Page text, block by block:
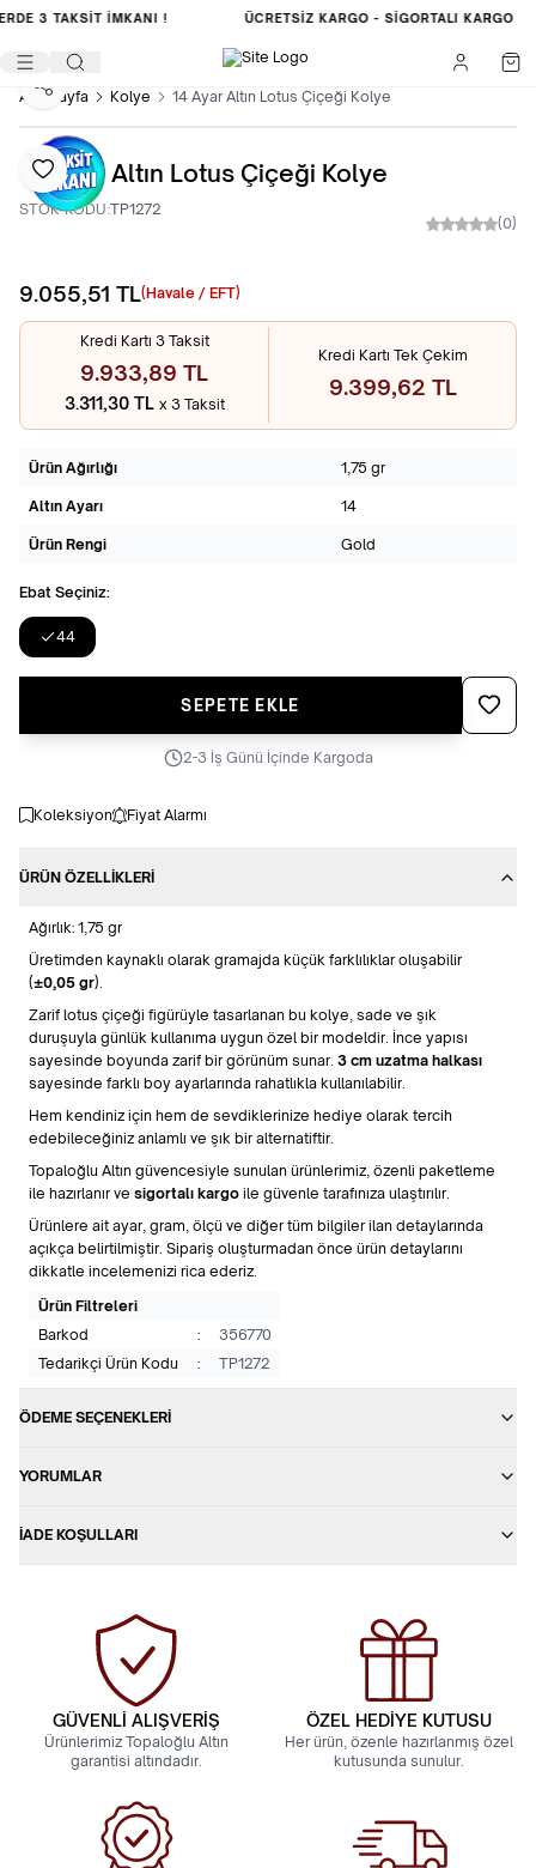
3 TAKSİT İMKANI ! ÜCRETSIZ KARGO - SIGORTALI KARGO
Ana Sayfa Kolye 14 Ayar Altın Lotus Çiçeği Kolye
Favoriye Ekle
Paylaş
14 Ayar Altın Lotus Çiçeği Kolye
STOK KODU:TP1272
(0)
9.055,51 TL(Havale / EFT)
Kredi Kartı 3 Taksit
9.933,89 TL
3.311,30 TL x 3 Taksit
Kredi Kartı Tek Çekim
9.399,62 TL
Ürün Ağırlığı 1,75 gr
Altın Ayarı 14
Ürün Rengi Gold
Ebat Seçiniz:
44
SEPETE EKLE
2-3 İş Günü İçinde Kargoda
Koleksiyon Fiyat Alarmı
ÜRÜN ÖZELLIKLERI
Ağırlık: 1,75 gr
Üretimden kaynaklı olarak gramajda küçük farklılıklar oluşabilir
(±0,05 gr).
Zarif lotus çiçeği figürüyle tasarlanan bu kolye, sade ve şık
duruşuyla günlük kullanıma uygun özel bir modeldir. İnce yapısı
sayesinde boyunda zarif bir görünüm sunar. 3 cm uzatma halkası
sayesinde farklı boy ayarlarında rahatlıkla kullanılabilir.
Hem kendiniz için hem de sevdiklerinize hediye olarak tercih
edebileceğiniz anlamlı ve şık bir alternatiftir.
Topaloğlu Altın güvencesiyle sunulan ürünlerimiz, özenli paketleme
ile hazırlanır ve sigortalı kargo ile güvenle tarafınıza ulaştırılır.
Ürünlere ait ayar, gram, ölçü ve diğer tüm bilgiler ilan detaylarında
açıkça belirtilmiştir. Sipariş oluşturmadan önce ürün detaylarını
dikkatle incelemenizi rica ederiz.
Ürün Filtreleri
Barkod
:
356770
Tedarikçi Ürün Kodu
: TP1272
ÖDEME SEÇENEKLERI
YORUMLAR
İADE KOŞULLARI
GÜVENLİ ALIŞVERİŞ
Ürünlerimiz Topaloğlu Altın
garantisi altındadır.
ÖZEL HEDİYE KUTUSU
Her ürün, özenle hazırlanmış özel
kutusunda sunulur.